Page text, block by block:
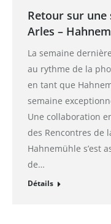
Retour sur une
Arles –
La semaine
au rythme de la
en tant que
semaine
Une collaboration
des Rencontres de
Hahnemühle s’est
de…
Détails